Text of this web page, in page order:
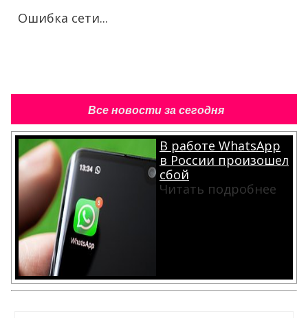
Ошибка сети...
Все новости за сегодня
В работе WhatsApp
в России произошел
сбой
Читать подробнее